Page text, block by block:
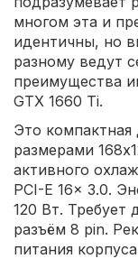
многом эта и
идентичны, но
разному ведут
преимущества
GTX 1660 Ti.
Это компактная
размерами
активного
PCI-E 16x 3.0.
120 Вт. Требует
разъём 8 pin.
питания